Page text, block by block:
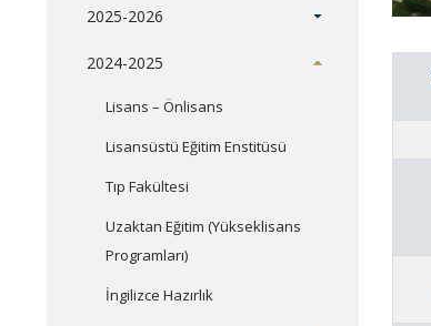
2025-2026
2024-2025
Lisans – Önlisans
Lisansüstü Eğitim Enstitüsü
Tıp Fakültesi
Uzaktan Eğitim (Yükseklisans
Programları)
İngilizce Hazırlık